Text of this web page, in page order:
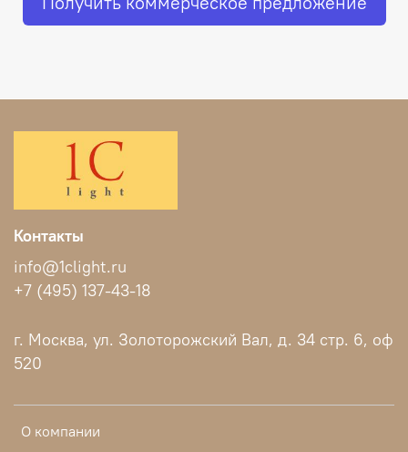
О компании
Контакты
info@1clight.ru
+7 (495) 137-43-18
г. Москва, ул. Золоторожский Вал, д. 34 стр. 6, оф
520